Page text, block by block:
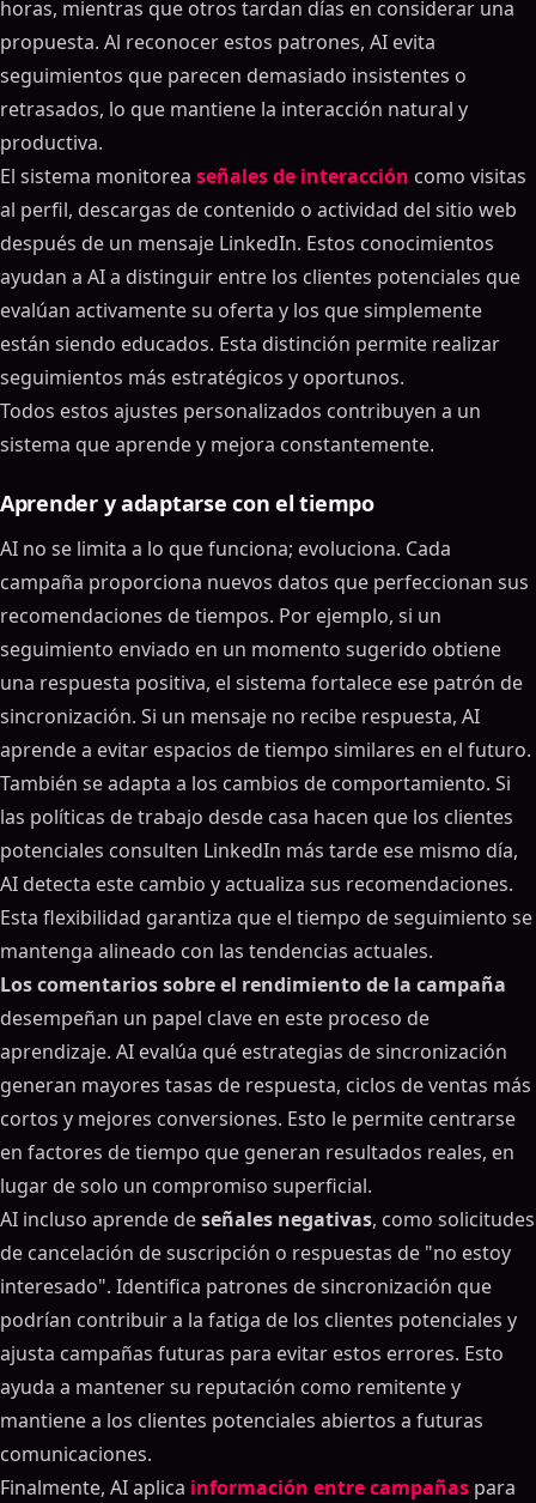
horas, mientras que otros tardan días en considerar una
propuesta. Al reconocer estos patrones, AI evita
seguimientos que parecen demasiado insistentes o
retrasados, lo que mantiene la interacción natural y
productiva.
El sistema monitorea señales de interacción como visitas
al perfil, descargas de contenido o actividad del sitio web
después de un mensaje LinkedIn. Estos conocimientos
ayudan a AI a distinguir entre los clientes potenciales que
evalúan activamente su oferta y los que simplemente
están siendo educados. Esta distinción permite realizar
seguimientos más estratégicos y oportunos.
Todos estos ajustes personalizados contribuyen a un
sistema que aprende y mejora constantemente.
Aprender y adaptarse con el tiempo
AI no se limita a lo que funciona; evoluciona. Cada
campaña proporciona nuevos datos que perfeccionan sus
recomendaciones de tiempos. Por ejemplo, si un
seguimiento enviado en un momento sugerido obtiene
una respuesta positiva, el sistema fortalece ese patrón de
sincronización. Si un mensaje no recibe respuesta, AI
aprende a evitar espacios de tiempo similares en el futuro.
También se adapta a los cambios de comportamiento. Si
las políticas de trabajo desde casa hacen que los clientes
potenciales consulten LinkedIn más tarde ese mismo día,
AI detecta este cambio y actualiza sus recomendaciones.
Esta flexibilidad garantiza que el tiempo de seguimiento se
mantenga alineado con las tendencias actuales.
Los comentarios sobre el rendimiento de la campaña
desempeñan un papel clave en este proceso de
aprendizaje. AI evalúa qué estrategias de sincronización
generan mayores tasas de respuesta, ciclos de ventas más
cortos y mejores conversiones. Esto le permite centrarse
en factores de tiempo que generan resultados reales, en
lugar de solo un compromiso superficial.
AI incluso aprende deseñales negativas, como solicitudes
de cancelación de suscripción o respuestas de "no estoy
interesado". Identifica patrones de sincronización que
podrían contribuir a la fatiga de los clientes potenciales y
ajusta campañas futuras para evitar estos errores. Esto
ayuda a mantener su reputación como remitente y
mantiene a los clientes potenciales abiertos a futuras
comunicaciones.
Finalmente, AI aplica información entre campañas para